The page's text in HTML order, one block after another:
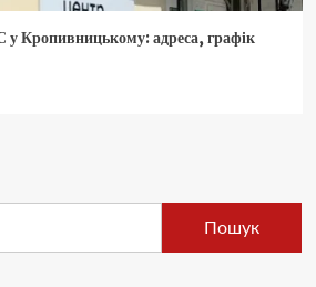
Кропивницькому: адреса, графік
Пошук